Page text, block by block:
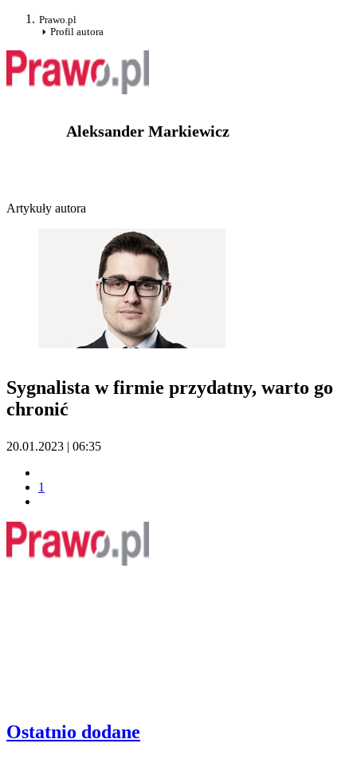
Prawo.pl
Profil autora
Aleksander Markiewicz
Artykuły autora
Sygnalista w firmie przydatny, warto go
chronić
20.01.2023 | 06:35
1
Ostatnio dodane